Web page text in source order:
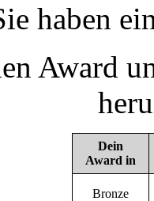
haben
Award
Dein
Award in
Bronze